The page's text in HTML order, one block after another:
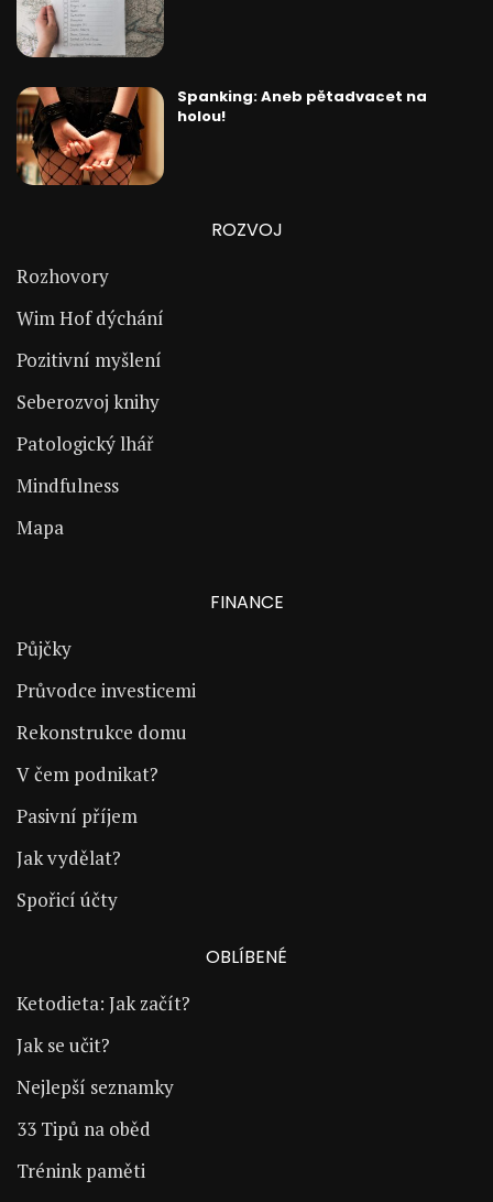
Spanking: Aneb pětadvacet na
holou!
ROZVOJ
Rozhovory
Wim Hof dýchání
Pozitivní myšlení
Seberozvoj knihy
Patologický lhář
Mindfulness
Mapa
FINANCE
Půjčky
Průvodce investicemi
Rekonstrukce domu
V čem podnikat?
Pasivní příjem
Jak vydělat?
Spořicí účty
OBLÍBENÉ
Ketodieta: Jak začít?
Jak se učit?
Nejlepší seznamky
33 Tipů na oběd
Trénink paměti